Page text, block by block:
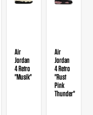
Air
Jordan
4 Retro
"Musik"
Air
Jordan
4 Retro
"Rust
Pink
Thunder"